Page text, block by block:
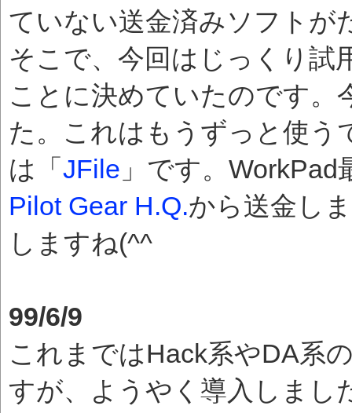
ていない送金済みソフトが
そこで、今回はじっくり試
ことに決めていたのです。
た。これはもうずっと使う
は「 JFile 」です。
Pilot Gear H.Q.から送金し
しますね(^^ゞ
99/6/9
これまではHack系やDA系
すが、ようやく導入しまし